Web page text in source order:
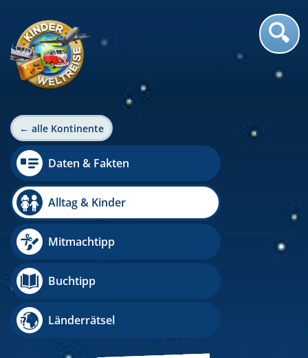
← alle Kontinente
Daten & Fakten
Alltag & Kinder
Mitmachtipp
Buchtipp
Länderrätsel